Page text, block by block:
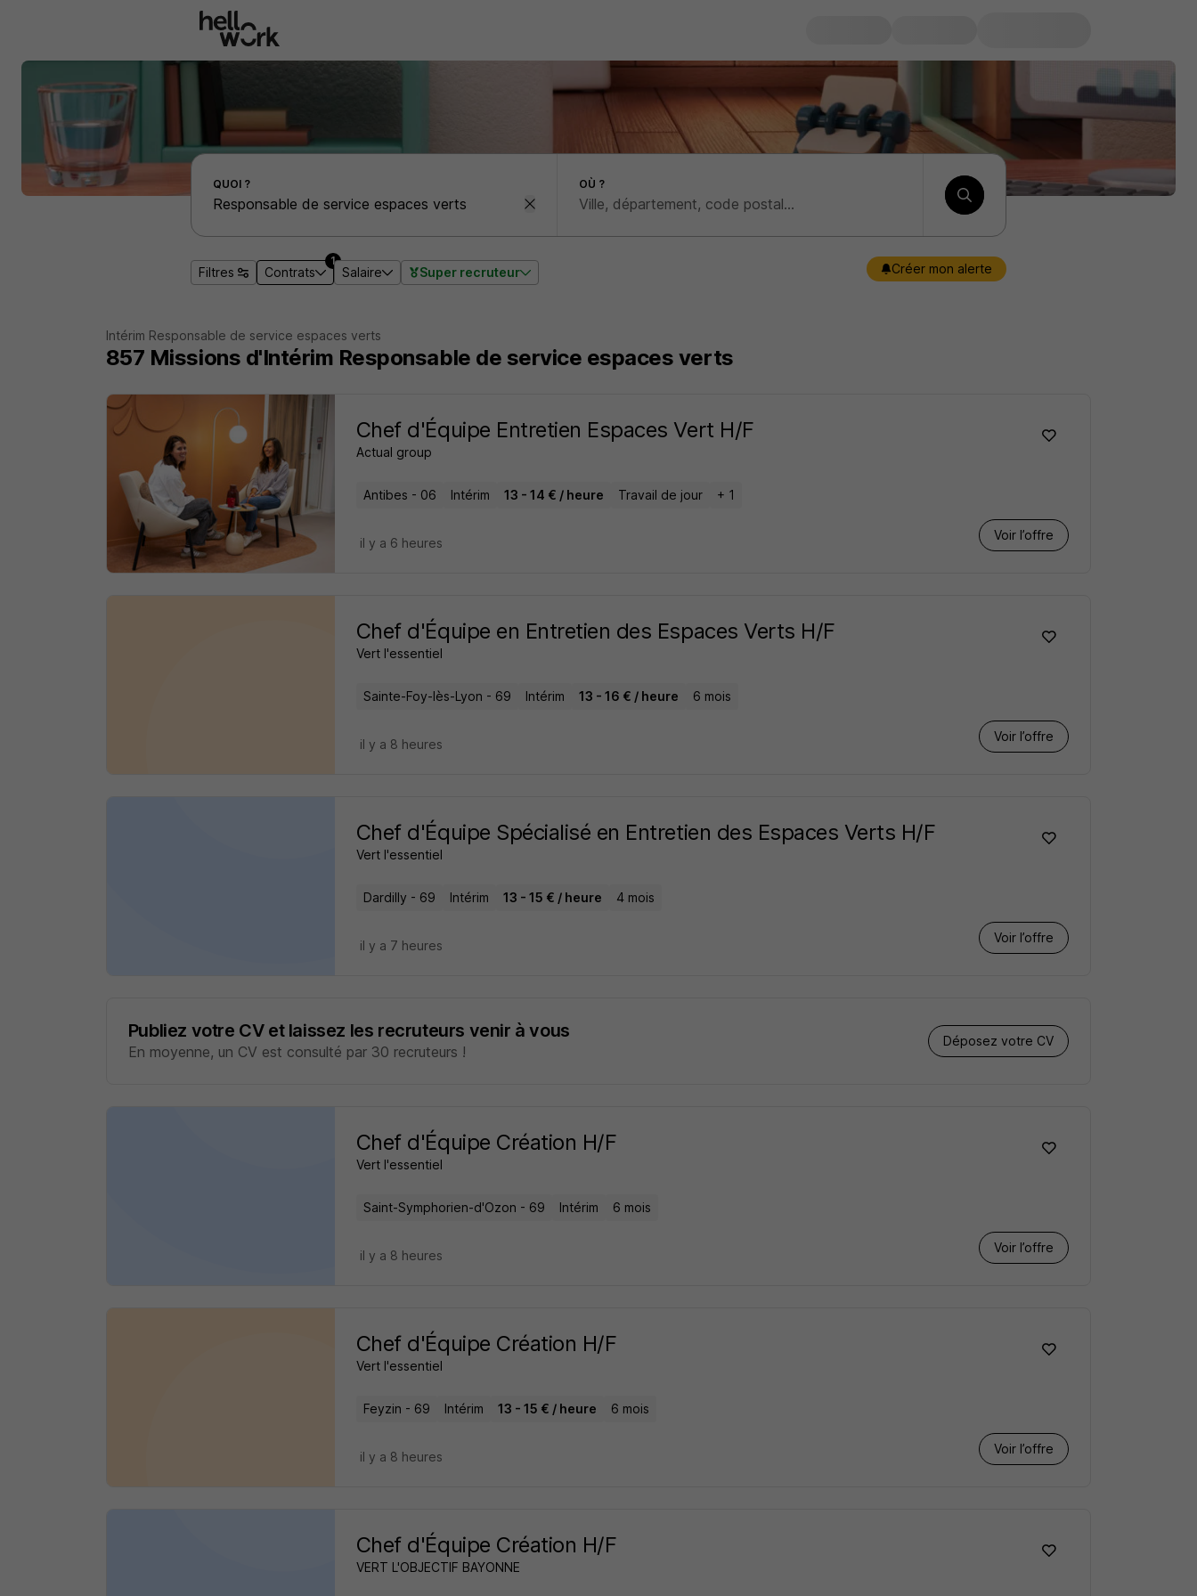
Effectuer une recherche d'emploi par localité
QUOI ? OÙ ?
Filtres Contrats
1
Salaire Super recruteur Créer mon alerte
Intérim Responsable de service espaces verts
857 Missions d'Intérim Responsable de service espaces verts
Chef d'Équipe Entretien Espaces Vert H/F
Actual group
Antibes - 06 Intérim 13 - 14 € / heure Travail de jour + 1
Voir l’offre
il y a 6 heures
Chef d'Équipe en Entretien des Espaces Verts H/F
Vert l'essentiel
Sainte-Foy-lès-Lyon - 69 Intérim 13 - 16 € / heure 6 mois
Voir l’offre
il y a 8 heures
Chef d'Équipe Spécialisé en Entretien des Espaces Verts H/F
Vert l'essentiel
Dardilly - 69 Intérim 13 - 15 € / heure 4 mois
Voir l’offre
il y a 7 heures
Publiez votre CV et laissez les recruteurs venir à vous
En moyenne, un CV est consulté par 30 recruteurs !
Déposez votre CV
Chef d'Équipe Création H/F
Vert l'essentiel
Saint-Symphorien-d'Ozon - 69 Intérim 6 mois
Voir l’offre
il y a 8 heures
Chef d'Équipe Création H/F
Vert l'essentiel
Feyzin - 69 Intérim 13 - 15 € / heure 6 mois
Voir l’offre
il y a 8 heures
Chef d'Équipe Création H/F
VERT L'OBJECTIF BAYONNE